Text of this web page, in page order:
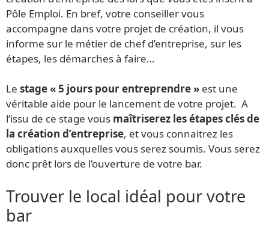
Pôle Emploi. En bref, votre conseiller vous
accompagne dans votre projet de création, il vous
informe sur le métier de chef d’entreprise, sur les
étapes, les démarches à faire…
Le stage « 5 jours pour entreprendre » est une
véritable aide pour le lancement de votre projet. A
l’issu de ce stage vous maîtriserez les étapes clés de
la création d’entreprise, et vous connaitrez les
obligations auxquelles vous serez soumis. Vous serez
donc prêt lors de l’ouverture de votre bar.
Trouver le local idéal pour votre
bar